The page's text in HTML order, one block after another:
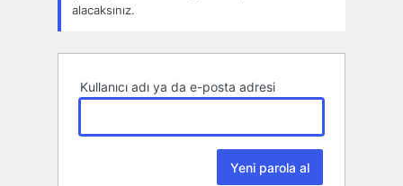
alacaksınız.
Kullanıcı adı ya da e-posta adresi